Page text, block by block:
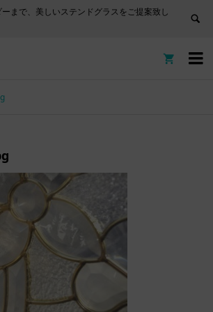
まで、美しいステンドグラスをご提案致し

